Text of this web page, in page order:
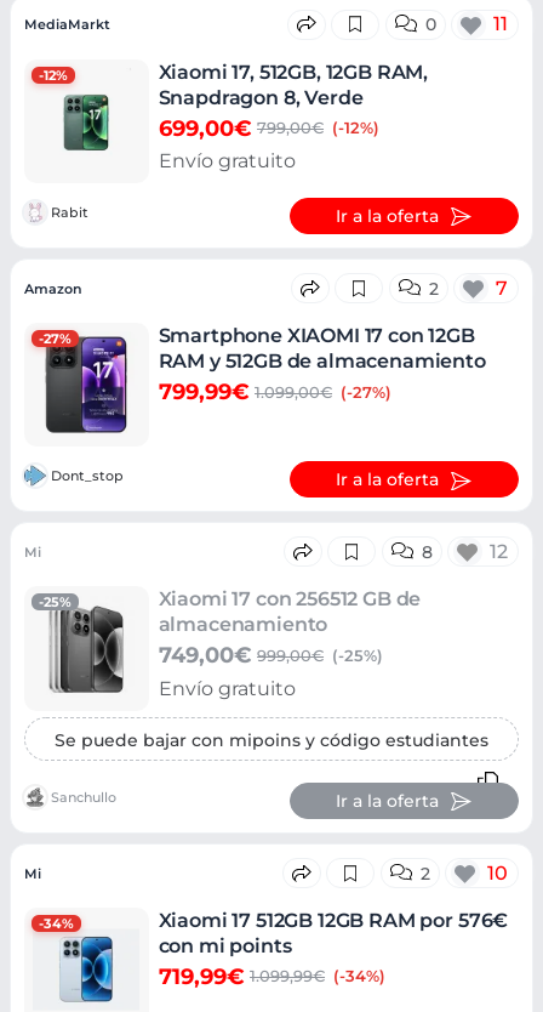
-12%
MediaMarkt 0 11
Xiaomi 17, 512GB, 12GB RAM,
Snapdragon 8, Verde
699,00€ 799,00€ (-12%)
Envío gratuito
Rabit Ir a la oferta
-27%
Amazon 2 7
Smartphone XIAOMI 17 con 12GB
RAM y 512GB de almacenamiento
799,99€ 1.099,00€ (-27%)
Dont_stop Ir a la oferta
-25%
Mi 8 12
Xiaomi 17 con 256512 GB de
almacenamiento
749,00€ 999,00€ (-25%)
Envío gratuito
Se puede bajar con mipoins y código estudiantes
Sanchullo Ir a la oferta
-34%
Mi 2 10
Xiaomi 17 512GB 12GB RAM por 576€
con mi points
719,99€ 1.099,99€ (-34%)